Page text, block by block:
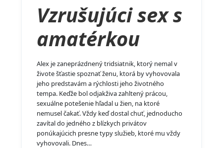
Vzrušujúci sex s
amatérkou
Alex je zaneprázdnený tridsiatnik, ktorý nemal v
živote šťastie spoznať ženu, ktorá by vyhovovala
jeho predstavám a rýchlosti jeho životného
tempa. Keďže bol odjakživa zahltený prácou,
sexuálne potešenie hľadal u žien, na ktoré
nemusel čakať. Vždy keď dostal chuť, jednoducho
zavítal do jedného z blízkych privátov
ponúkajúcich presne typy služieb, ktoré mu vždy
vyhovovali. Dnes…